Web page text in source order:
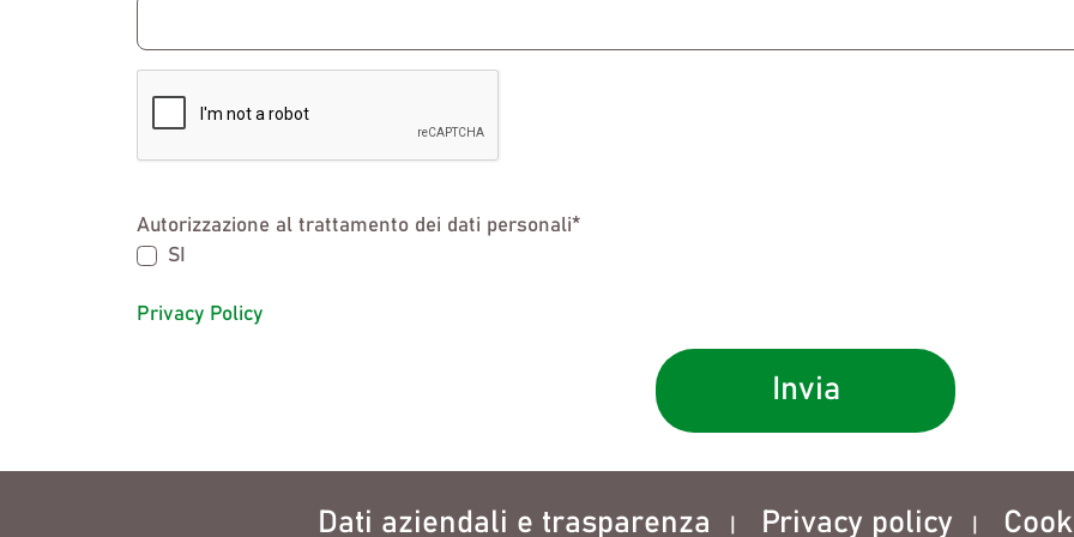
Autorizzazione al trattamento dei dati personali*
SI
Privacy Policy
Invia
Dati aziendali e trasparenza Privacy policy